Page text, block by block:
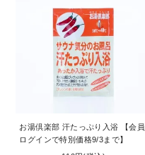
お湯倶楽部 汗たっぷり入浴 【会員
ログインで特別価格9/3まで】